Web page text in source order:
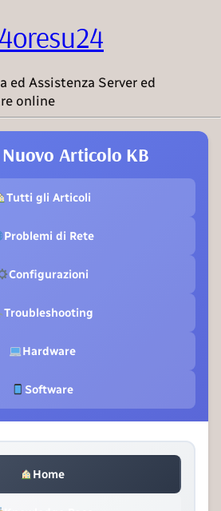
ed Assistenza Server ed
online
Nuovo Articolo KB
Tutti gli Articoli
Problemi di Rete
Configurazioni
Troubleshooting
Hardware
Software
Home